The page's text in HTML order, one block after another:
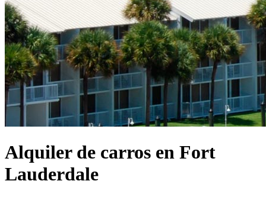
Alquiler de carros en Fort
Lauderdale